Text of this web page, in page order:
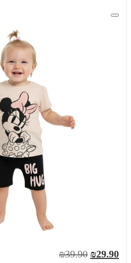
₪29.90
₪39.90